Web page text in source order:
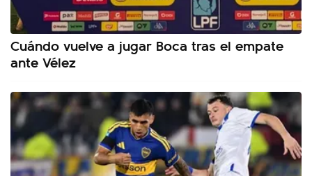
Cuándo vuelve a jugar Boca tras el empate
ante Vélez